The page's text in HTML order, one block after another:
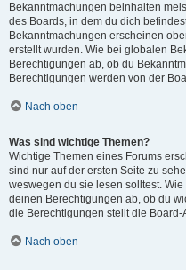
Bekanntmachungen beinhalten
des Boards, in dem du dich
Bekanntmachungen erscheinen
erstellt wurden. Wie bei globalen
Berechtigungen ab, ob du
Berechtigungen werden von der
Nach oben
Was sind wichtige Themen?
Wichtige Themen eines Forums
sind nur auf der ersten Seite zu
weswegen du sie lesen solltest.
deinen Berechtigungen ab, ob du
die Berechtigungen stellt die
Nach oben